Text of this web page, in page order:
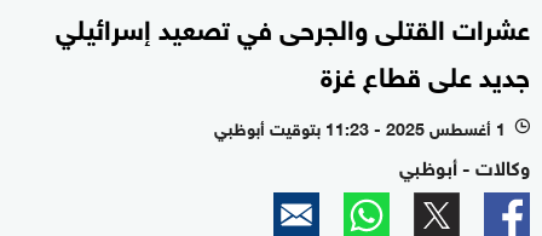
عشرات القتلى والجرحى في تصعيد إسرائيلي
جديد على قطاع غزة
l 1 أغسطس 2025 - 11:23 بتوقيت أبوظبي
وكالات - أبوظبي